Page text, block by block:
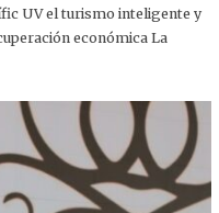
UV el turismo inteligente y
económica La